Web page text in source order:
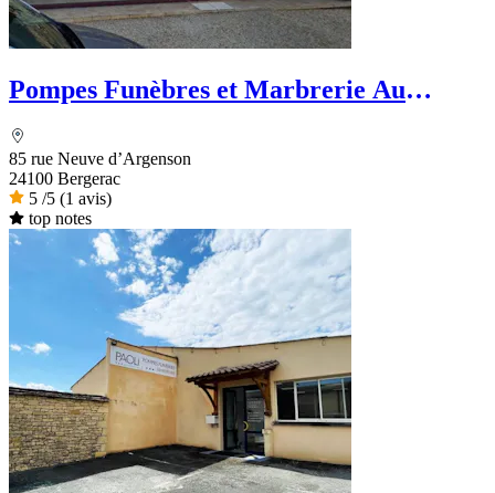
Pompes Funèbres et Marbrerie Au
85 rue Neuve d’Argenson
24100 Bergerac
5 /5 (1 avis)
top notes